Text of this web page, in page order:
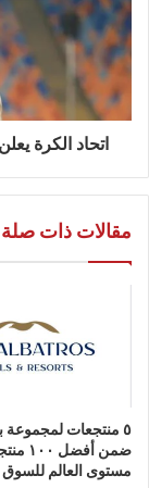
اتحاد الكرة
مقالات ذات صلة
٥ منتجعات لمجموعة
ضمن
مستوى العالم